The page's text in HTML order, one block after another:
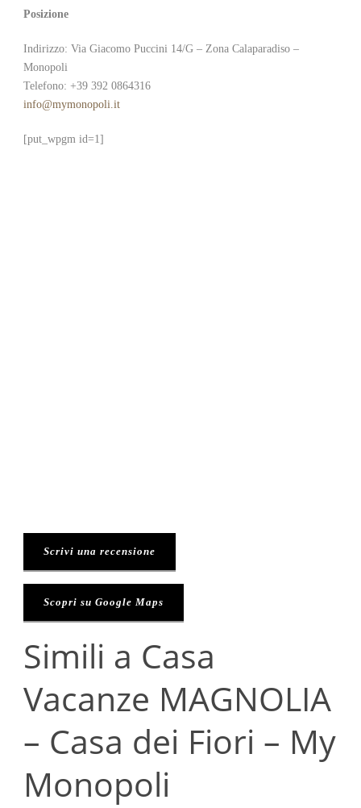
Posizione
Indirizzo: Via Giacomo Puccini 14/G – Zona Calaparadiso –
Monopoli
Telefono: +39 392 0864316
info@mymonopoli.it
[put_wpgm id=1]
Scrivi una recensione
Scopri su Google Maps
Simili a Casa
Vacanze MAGNOLIA
– Casa dei Fiori – My
Monopoli